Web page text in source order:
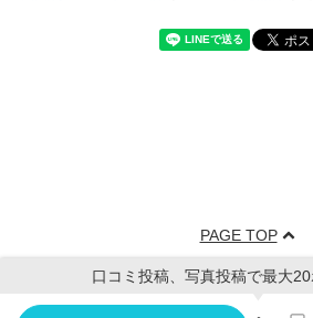
PAGE TOP
口コミ投稿、写真投稿で最大